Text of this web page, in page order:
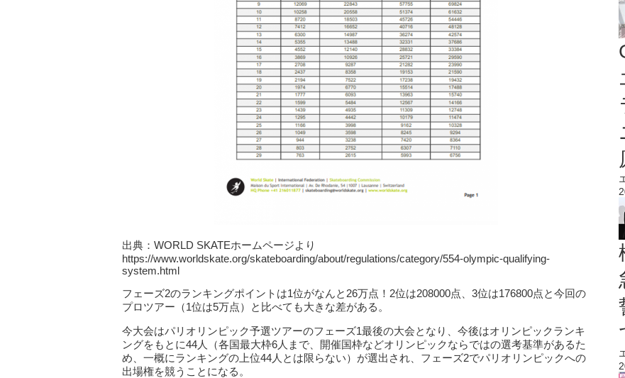
出典：WORLD SKATEホームページより
https://www.worldskate.org/skateboarding/about/regulations/category/554-olympic-qualifying-
system.html
フェーズ2のランキングポイントは1位がなんと26万点！2位は208000点、3位は176800点と今回の
プロツアー（1位は5万点）と比べても大きな差がある。
今大会はパリオリンピック予選ツアーのフェーズ1最後の大会となり、今後はオリンピックランキ
ングをもとに44人（各国最大枠6人まで、開催国枠などオリンピックならではの選考基準があるた
め、一概にランキングの上位44人とは限らない）が選出され、フェーズ2でパリオリンピックへの
出場権を競うことになる。